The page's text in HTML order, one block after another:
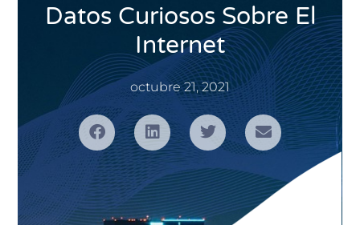
Datos Curiosos Sobre El
Internet
octubre 21, 2021